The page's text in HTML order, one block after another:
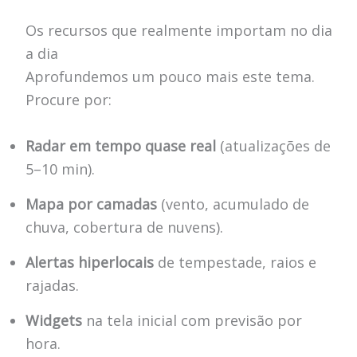
Os recursos que realmente importam no dia
a dia
Aprofundemos um pouco mais este tema.
Procure por:
Radar em tempo quase real(atualizações de
5–10 min).
Mapa por camadas(vento, acumulado de
chuva, cobertura de nuvens).
Alertas hiperlocaisde tempestade, raios e
rajadas.
Widgetsna tela inicial com previsão por
hora.